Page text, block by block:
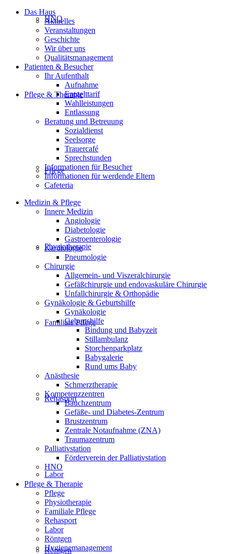
HNO
Pflege & Therapie
Pflege
Physiotherapie
Familiale Pflege
Rehasport
Labor
Röntgen
Das Haus
Aktuelles
Veranstaltungen
Geschichte
Wir über uns
Qualitätsmanagement
Patienten & Besucher
Ihr Aufenthalt
Aufnahme
Entgelttarif
Wahlleistungen
Entlassung
Beratung und Betreuung
Sozialdienst
Seelsorge
Trauercafé
Sprechstunden
Informationen für Besucher
Informationen für werdende Eltern
Cafeteria
Medizin & Pflege
Innere Medizin
Angiologie
Diabetologie
Gastroenterologie
Kardiologie
Pneumologie
Chirurgie
Allgemein- und Viszeralchirurgie
Gefäßchirurgie und endovaskuläre Chirurgie
Unfallchirurgie & Orthopädie
Gynäkologie & Geburtshilfe
Gynäkologie
Geburtshilfe
Bindung und Babyzeit
Stillambulanz
Storchenparkplatz
Babygalerie
Rund ums Baby
Anästhesie
Schmerztherapie
Kompetenzzentren
Bauchzentrum
Gefäße- und Diabetes-Zentrum
Brustzentrum
Zentrale Notaufnahme (ZNA)
Traumazentrum
Palliativstation
Förderverein der Palliativstation
HNO
Pflege & Therapie
Pflege
Physiotherapie
Familiale Pflege
Rehasport
Labor
Röntgen
Hygienemanagement